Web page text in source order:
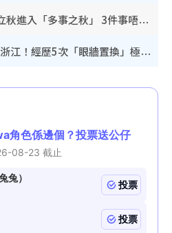
立秋2026｜8月7日立秋進入「多事之秋」 3件事唔做得！專家教6招開運 清枱頭／銀包納氣接好運
颱風白海豚料周日襲浙江！經歷5次「眼牆置換」極罕見 成登陸內地最長途颱風